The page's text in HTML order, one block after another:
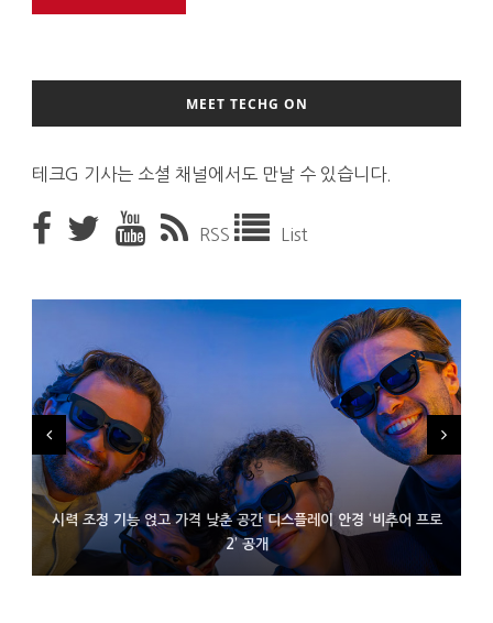
MEET TECHG ON
테크G 기사는 소셜 채널에서도 만날 수 있습니다.
RSS List
시력 조정 기능 얹고 가격 낮춘 공간 디스플레이 안경 ‘비추어 프로
2’ 공개
D램 부족에 10억달러어치 아이폰18 프로세서 패키징 대기 중
300~400달러 반지형 스피커 준비하는 오픈AI